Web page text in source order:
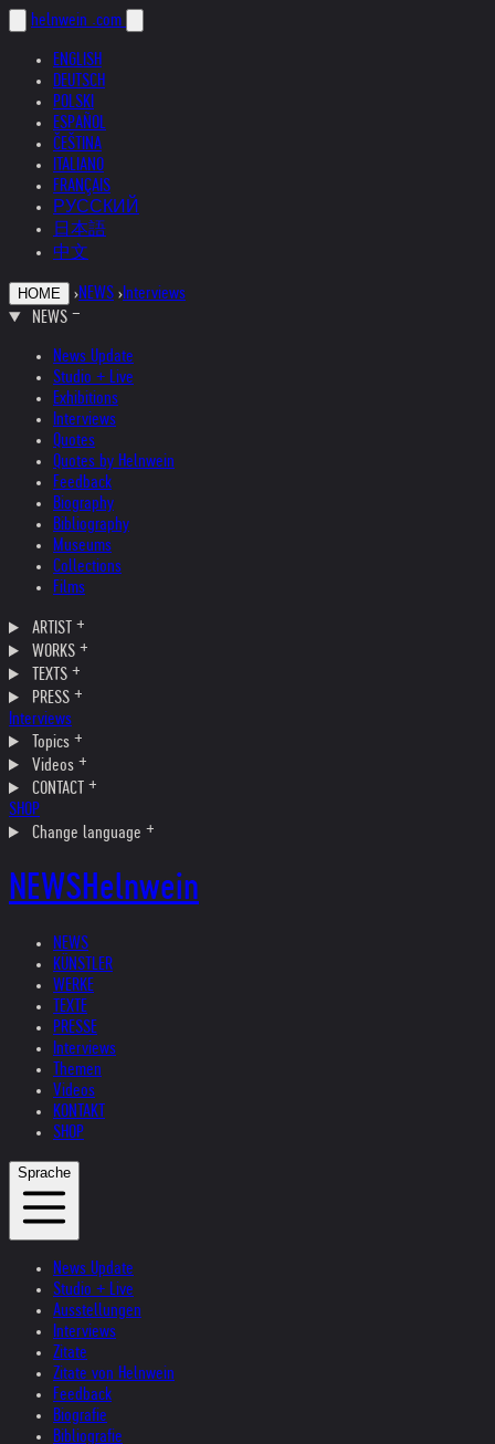
helnwein .com
ENGLISH
DEUTSCH
POLSKI
ESPAÑOL
ČEŠTINA
ITALIANO
FRANÇAIS
РУССКИЙ
日本語
中文
HOME ›NEWS ›Interviews
NEWS
News Update
Studio + Live
Exhibitions
Interviews
Quotes
Quotes by Helnwein
Feedback
Biography
Bibliography
Museums
Collections
Films
ARTIST
WORKS
TEXTS
PRESS
Interviews
Topics
Videos
CONTACT
SHOP
Change language
NEWSHelnwein
NEWS
KÜNSTLER
WERKE
TEXTE
PRESSE
Interviews
Themen
Videos
KONTAKT
SHOP
Sprache
News Update
Studio + Live
Ausstellungen
Interviews
Zitate
Zitate von Helnwein
Feedback
Biografie
Bibliografie